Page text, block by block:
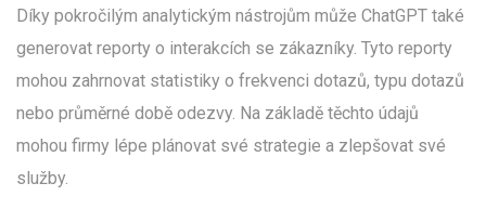
Díky pokročilým analytickým nástrojům může ChatGPT také
generovat reporty o interakcích se zákazníky. Tyto reporty
mohou zahrnovat statistiky o frekvenci dotazů, typu dotazů
nebo průměrné době odezvy. Na základě těchto údajů
mohou firmy lépe plánovat své strategie a zlepšovat své
služby.